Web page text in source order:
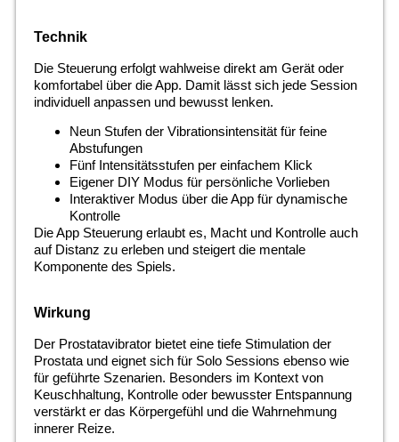
Technik
Die Steuerung erfolgt wahlweise direkt am Gerät oder
komfortabel über die App. Damit lässt sich jede Session
individuell anpassen und bewusst lenken.
Neun Stufen der Vibrationsintensität für feine
Abstufungen
Fünf Intensitätsstufen per einfachem Klick
Eigener DIY Modus für persönliche Vorlieben
Interaktiver Modus über die App für dynamische
Kontrolle
Die App Steuerung erlaubt es, Macht und Kontrolle auch
auf Distanz zu erleben und steigert die mentale
Komponente des Spiels.
Wirkung
Der Prostatavibrator bietet eine tiefe Stimulation der
Prostata und eignet sich für Solo Sessions ebenso wie
für geführte Szenarien. Besonders im Kontext von
Keuschhaltung, Kontrolle oder bewusster Entspannung
verstärkt er das Körpergefühl und die Wahrnehmung
innerer Reize.